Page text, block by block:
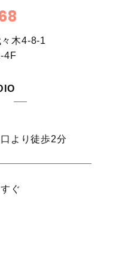
木4-8-1
4F
より徒歩2分
ぐ